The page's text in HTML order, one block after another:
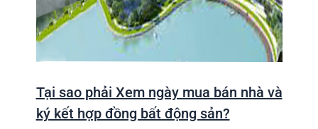
Tại sao phải Xem ngày mua bán nhà và
ký kết hợp đồng bất động sản?